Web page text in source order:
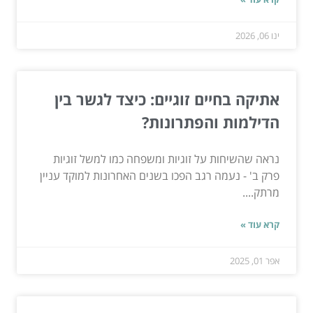
ינו 06, 2026
אתיקה בחיים זוגיים: כיצד לגשר בין
הדילמות והפתרונות?
נראה שהשיחות על זוגיות ומשפחה כמו למשל זוגיות
פרק ב' - נעמה רגב הפכו בשנים האחרונות למוקד עניין
מרתק....
קרא עוד »
אפר 01, 2025